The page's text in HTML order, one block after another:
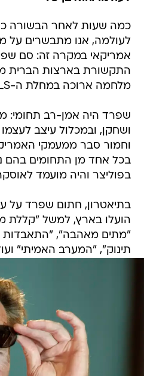
כמה שעות לאחר הבשורה כי
לעולמה, אנו מתבשרים על
אמריקאי במקרה זה: סם
מלחמה ארוכה במחלת ה-ALS.
שפרד היה אמן-רב תחומי:
ושחקן, ובמכלול עיצב
וחמור סבר ממעמקי
בכל אחד מן התחומים בהם
בפוליצר והיה מועמד
בתיאטרון, חתום שפרד על
הועלו בארץ, למשל "קללת
"מתים מאהבה", "התאבדות
תינוק", "המערב האמיתי"